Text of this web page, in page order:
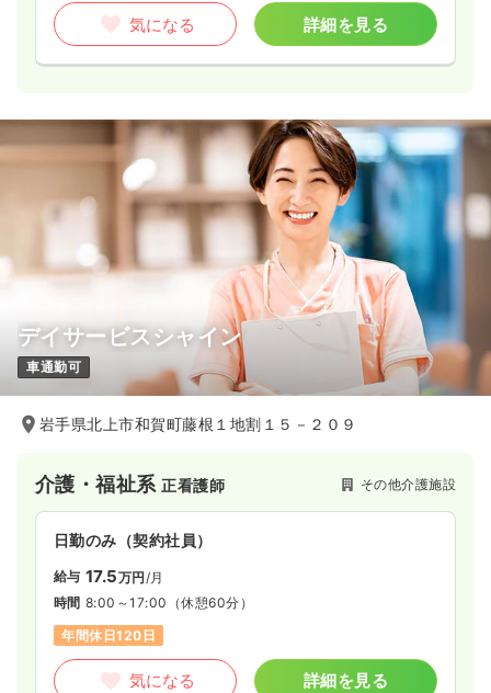
気になる 詳細を見る
デイサービスシャイン
車通勤可
岩手県北上市和賀町藤根１地割１５－２０９
介護・福祉系正看護師 その他介護施設
日勤のみ（契約社員）
給与 17.5万円/月
時間 8:00～17:00 （休憩60分）
年間休日120日
気になる 詳細を見る